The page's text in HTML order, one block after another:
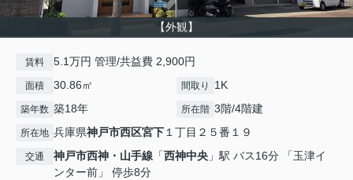
【外観】
賃料 5.1万円 管理/共益費 2,900円
面積 30.86㎡ 間取り 1K
築年数 築18年 所在階 3階/4階建
所在地 兵庫県神戸市西区宮下１丁目２５番１９
交通 神戸市西神・山手線 「西神中央 」駅 バス16分 「玉津イ
ンター前」 停歩8分